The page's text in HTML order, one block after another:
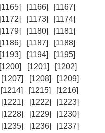
[1165] [1166]
[1167]
[1172] [1173]
[1174]
[1179] [1180]
[1181]
[1186] [1187]
[1188]
[1193] [1194]
[1195]
[1200] [1201]
[1202]
[1207] [1208]
[1209]
[1214] [1215]
[1216]
[1221] [1222]
[1223]
[1228] [1229]
[1230]
[1235] [1236]
[1237]